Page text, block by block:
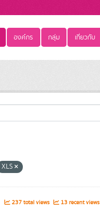
องค์กร กลุ่ม เกี่ยวกับ
XLS
237 total views 13 recent views